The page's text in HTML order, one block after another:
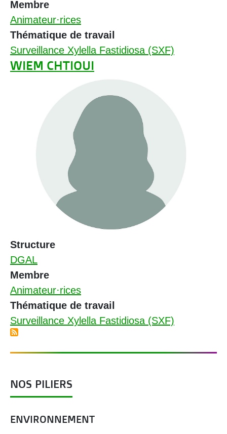
Membre
Animateur·rices
Thématique de travail
Surveillance Xylella Fastidiosa (SXF)
WIEM CHTIOUI
Structure
DGAL
Membre
Animateur·rices
Thématique de travail
Surveillance Xylella Fastidiosa (SXF)
NOS PILIERS
ENVIRONNEMENT